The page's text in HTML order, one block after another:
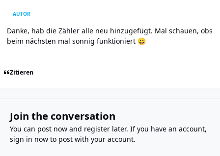
AUTOR
Danke, hab die Zähler alle neu hinzugefügt. Mal schauen, obs
beim nächsten mal sonnig funktioniert 😀
Zitieren
Join the conversation
You can post now and register later. If you have an account,
sign in nowto post with your account.